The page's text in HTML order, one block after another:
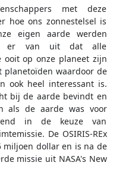
met deze
hoe ons zonnestelsel is
eigen aarde werden
er van uit dat alle
ooit op onze planeet zijn
planetoïden waardoor de
ook heel interessant is.
bij de aarde bevindt en
als de aarde was voor
in de keuze van
De OSIRIS-REx
miljoen dollar en is na de
missie uit NASA's New